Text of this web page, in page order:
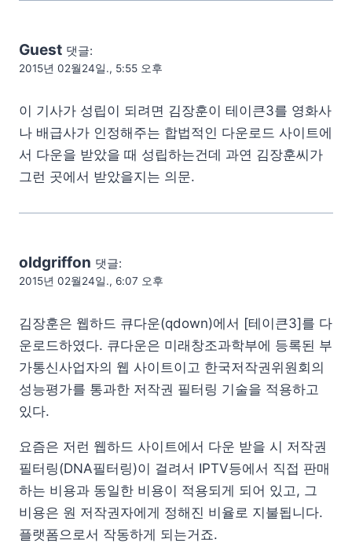
Guest 댓글:
2015년 02월24일., 5:55 오후
이 기사가 성립이 되려면 김장훈이 테이큰3를 영화사
나 배급사가 인정해주는 합법적인 다운로드 사이트에
서 다운을 받았을 때 성립하는건데 과연 김장훈씨가
그런 곳에서 받았을지는 의문.
oldgriffon 댓글:
2015년 02월24일., 6:07 오후
김장훈은 웹하드 큐다운(qdown)에서 [테이큰3]를 다
운로드하였다. 큐다운은 미래창조과학부에 등록된 부
가통신사업자의 웹 사이트이고 한국저작권위원회의
성능평가를 통과한 저작권 필터링 기술을 적용하고
있다.
요즘은 저런 웹하드 사이트에서 다운 받을 시 저작권
필터링(DNA필터링)이 걸려서 IPTV등에서 직접 판매
하는 비용과 동일한 비용이 적용되게 되어 있고, 그
비용은 원 저작권자에게 정해진 비율로 지불됩니다.
플랫폼으로서 작동하게 되는거죠.